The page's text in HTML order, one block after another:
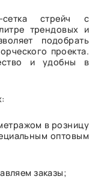
сетка стрейч с
трендовых и
подобрать
проекта.
и удобны в
в розницу
оптовым
заказы;